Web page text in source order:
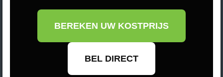
BEREKEN UW KOSTPRIJS
BEL DIRECT